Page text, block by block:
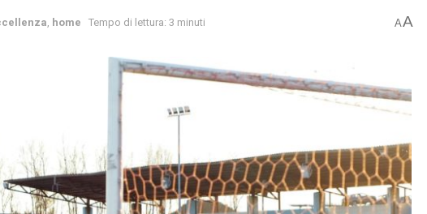
home Tempo di lettura: 3 minuti AA